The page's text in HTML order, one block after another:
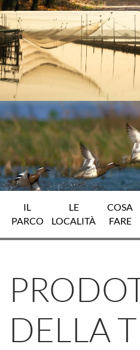
IL
PARCO
LE
LOCALITÀ
COSA
FARE
DELLA